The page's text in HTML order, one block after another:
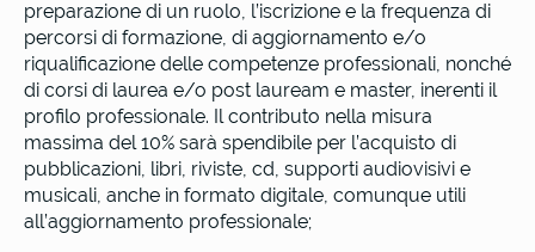
preparazione di un ruolo, l’iscrizione e la frequenza di
percorsi di formazione, di aggiornamento e/o
riqualificazione delle competenze professionali, nonché
di corsi di laurea e/o post lauream e master, inerenti il
profilo professionale. Il contributo nella misura
massima del 10% sarà spendibile per l’acquisto di
pubblicazioni, libri, riviste, cd, supporti audiovisivi e
musicali, anche in formato digitale, comunque utili
all’aggiornamento professionale;